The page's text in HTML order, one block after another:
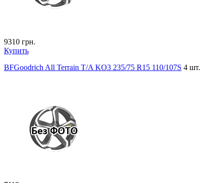
9310 грн.
Купить
BFGoodrich All Terrain T/A KO3 235/75 R15 110/107S 4 шт.